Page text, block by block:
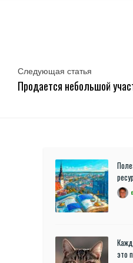
Следующая статья
Продается небольшой
это